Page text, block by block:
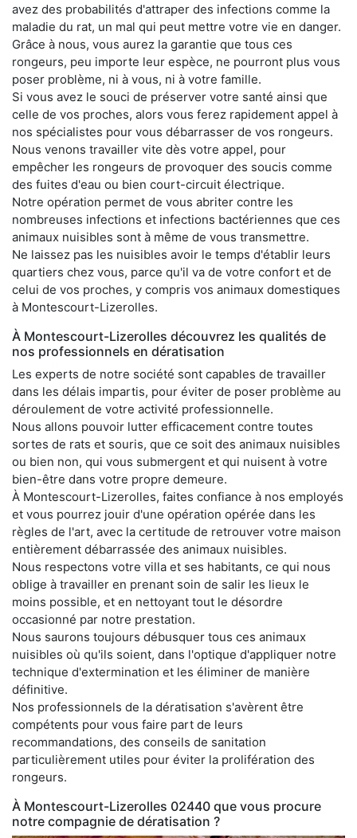
avez des probabilités d'attraper des infections comme la
maladie du rat, un mal qui peut mettre votre vie en danger.
Grâce à nous, vous aurez la garantie que tous ces
rongeurs, peu importe leur espèce, ne pourront plus vous
poser problème, ni à vous, ni à votre famille.
Si vous avez le souci de préserver votre santé ainsi que
celle de vos proches, alors vous ferez rapidement appel à
nos spécialistes pour vous débarrasser de vos rongeurs.
Nous venons travailler vite dès votre appel, pour
empêcher les rongeurs de provoquer des soucis comme
des fuites d'eau ou bien court-circuit électrique.
Notre opération permet de vous abriter contre les
nombreuses infections et infections bactériennes que ces
animaux nuisibles sont à même de vous transmettre.
Ne laissez pas les nuisibles avoir le temps d'établir leurs
quartiers chez vous, parce qu'il va de votre confort et de
celui de vos proches, y compris vos animaux domestiques
à Montescourt-Lizerolles.
À Montescourt-Lizerolles découvrez les qualités de
nos professionnels en dératisation
Les experts de notre société sont capables de travailler
dans les délais impartis, pour éviter de poser problème au
déroulement de votre activité professionnelle.
Nous allons pouvoir lutter efficacement contre toutes
sortes de rats et souris, que ce soit des animaux nuisibles
ou bien non, qui vous submergent et qui nuisent à votre
bien-être dans votre propre demeure.
À Montescourt-Lizerolles, faites confiance à nos employés
et vous pourrez jouir d'une opération opérée dans les
règles de l'art, avec la certitude de retrouver votre maison
entièrement débarrassée des animaux nuisibles.
Nous respectons votre villa et ses habitants, ce qui nous
oblige à travailler en prenant soin de salir les lieux le
moins possible, et en nettoyant tout le désordre
occasionné par notre prestation.
Nous saurons toujours débusquer tous ces animaux
nuisibles où qu'ils soient, dans l'optique d'appliquer notre
technique d'extermination et les éliminer de manière
définitive.
Nos professionnels de la dératisation s'avèrent être
compétents pour vous faire part de leurs
recommandations, des conseils de sanitation
particulièrement utiles pour éviter la prolifération des
rongeurs.
À Montescourt-Lizerolles 02440 que vous procure
notre compagnie de dératisation ?